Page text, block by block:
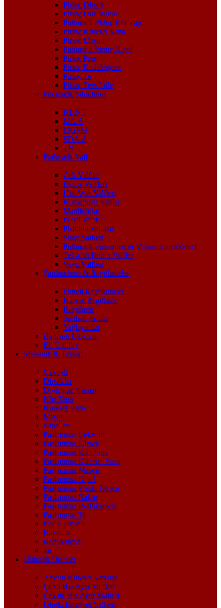
Pirinç Dirsek
Pirinç Düz Rakor
Pnömatik Pirinç Kör Tapa
Pirinç Küresel Vana
Pirinç Maşon
Pnömatik Pirinç Nipel
Pirinç Pres
Pirinç Redüksiyon
Pirinç Te
Pirinç Ters Lüle
Pnömatik Silindirler
KDNT
MA-S
MGPM
SDA-S
TN
Pnömatik Valf
Çek Valfler
Eksoz Valfleri
Hız Ayar Valfleri
Kumandalı Valfler
Manifoldlar
Pedal Valfler
Pistonlu Vanalar
Slayt Valfleri
Pnömatik Susturucu & Vakum Enjektörleri
Tek-Çift Bobin Valfler
Veya Valfleri
Şartlandırıcı & Regülatörler
Filtreli Regülatörler
Hassas Regülatör
Regülatör
Şartlandırıcılar
Yağlayıcılar
Bağlantı Blokları
Ek Ürünler
Mekanik & Tesisat
Çekvalf
Dirsekler
Doğalgaz Vanası
Kör Tapa
Küresel Vana
Maşon
Nipeller
Paslanmaz Çekvalf
Paslanmaz Dirsek
Paslanmaz Kör Tapa
Paslanmaz Küresel Vana
Paslanmaz Maşon
Paslanmaz Nipel
Paslanmaz Pislik Tutucu
Paslanmaz Rakor
Paslanmaz Redüksiyon
Paslanmaz Te
Pislik Tutucu
Rakorlar
Redüksiyon
Te
Hidrolik Ürünler
2 Yollu Küresel Vanalar
Çekli Hız Ayar Valfleri
Çeksiz Hız Ayar Valfleri
Direkt Emniyet Valfleri